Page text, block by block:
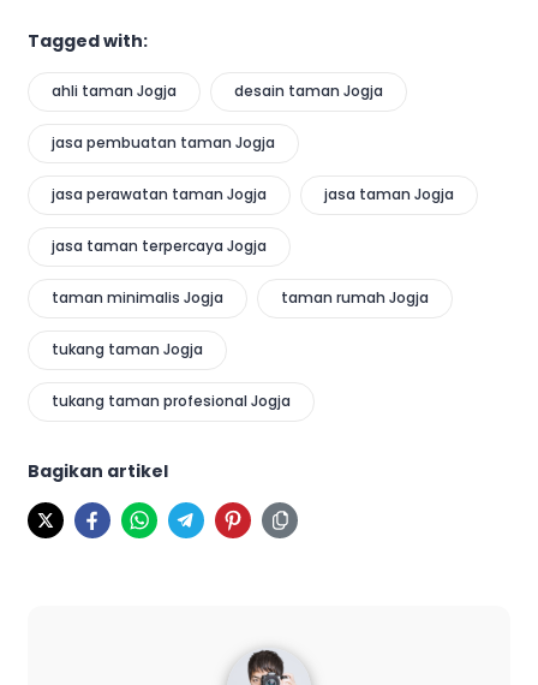
Tagged with:
ahli taman Jogja desain taman Jogja
jasa pembuatan taman Jogja
jasa perawatan taman Jogja jasa taman Jogja
jasa taman terpercaya Jogja
taman minimalis Jogja taman rumah Jogja
tukang taman Jogja
tukang taman profesional Jogja
Bagikan artikel